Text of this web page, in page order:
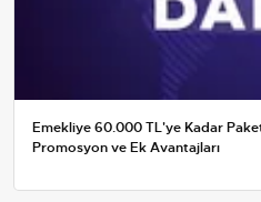
Emekliye 60.000 TL'ye Kadar
Promosyon ve Ek Avantajları